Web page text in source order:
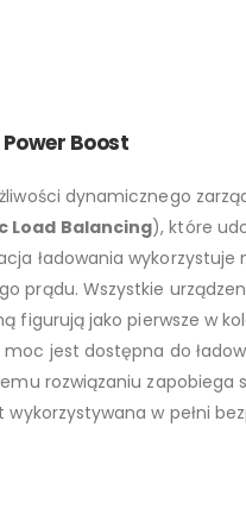
Boost
dynamicznego
Load Balancing), które
ładowania wykorzystuje
prądu. Wszystkie
figurują jako pierwsze w
moc jest dostępna do
rozwiązaniu zapobiega
wykorzystywana w pełni